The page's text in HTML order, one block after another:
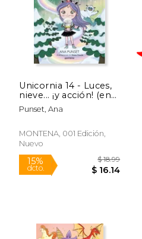
15%
Unicornia 14 - Luces,
nieve... ¡y acción! (en
spa)
Punset, Ana
MONTENA, 001 Edición,
Nuevo